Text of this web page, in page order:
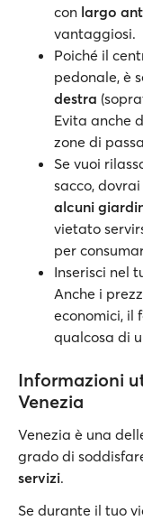
con largo
vantaggiosi.
Poiché il
pedonale, è
destra
Evita anche
zone di
Se vuoi
sacco,
alcuni
vietato
per
Inserisci nel
Anche i
economici, il
qualcosa di
Informazioni
Venezia
Venezia è una
grado di
servizi.
Se durante il tuo